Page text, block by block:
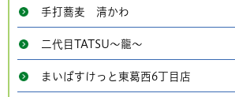
手打蕎麦 清かわ
二代目TATSU～龍～
まいばすけっと東葛西6丁目店